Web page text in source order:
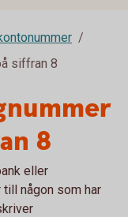
siffran 8
8
eller
någon som har